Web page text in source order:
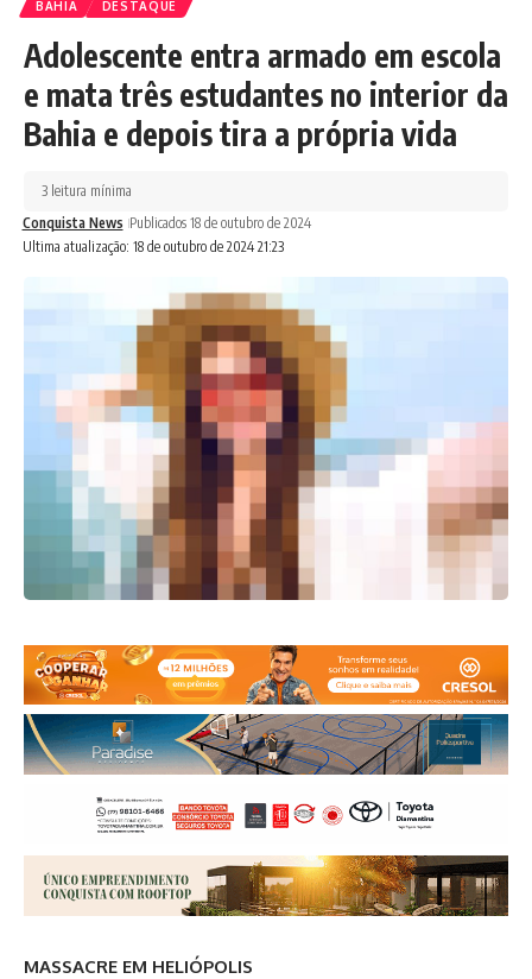
BAHIA DESTAQUE
Adolescente entra armado em escola
e mata três estudantes no interior da
Bahia e depois tira a própria vida
Ultima atualização: 18 de outubro de 2024 21:23
Conquista News Publicados 18 de outubro de 2024
3 leitura mínima
MASSACRE EM HELIÓPOLIS